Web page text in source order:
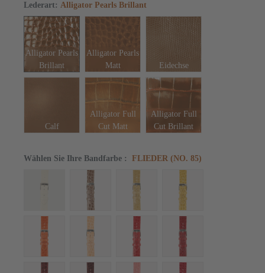
Lederart: Alligator Pearls Brillant
Alligator Pearls
Brillant
Alligator Pearls
Matt
Eidechse
Calf
Alligator Full
Cut Matt
Alligator Full
Cut Brillant
Wählen Sie Ihre Bandfarbe : FLIEDER (NO. 85)